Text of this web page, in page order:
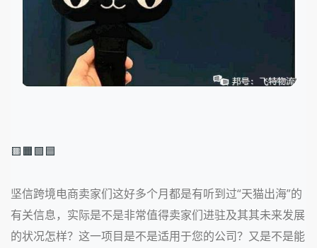
🟨🟧🟩🟦
坚信跨境电商卖家们这好多个月都是有听到过“天猫出海”的
有关信息，实际是不是非常值得卖家们进驻及其其未来发展
的状况怎样？这一项目是不是适用于您的公司？又是不是能